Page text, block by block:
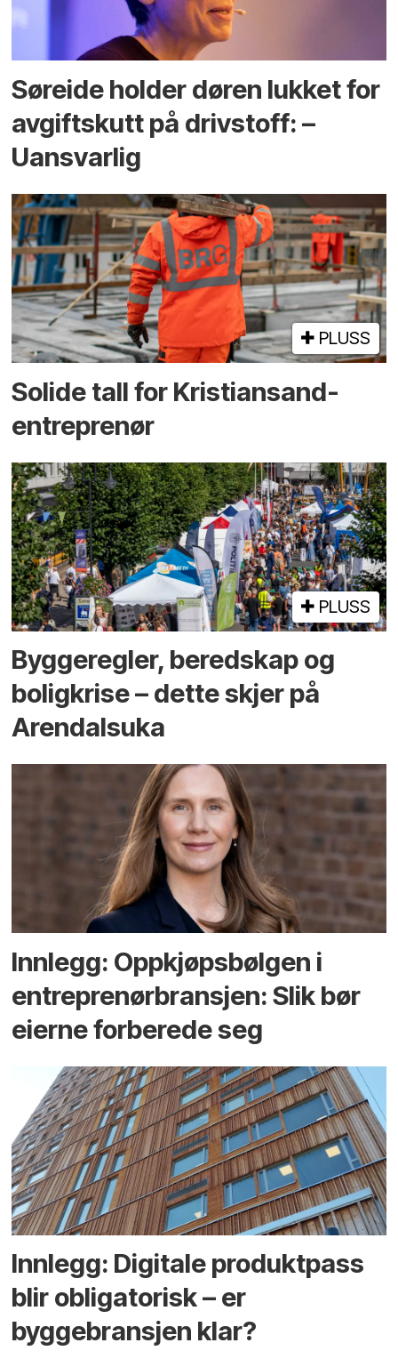
Søreide holder døren lukket for
avgiftskutt på drivstoff: –
Uansvarlig
PLUSS
Solide tall for Kristiansand-
entreprenør
PLUSS
Bygge­regler, beredskap og
bolig­krise – dette skjer på
Arendals­uka
Innlegg: Oppkjøps­bølgen i
entreprenør­bransjen: Slik bør
eierne forberede seg
Innlegg: Digitale produktpass
blir obligatorisk – er
byggebransjen klar?